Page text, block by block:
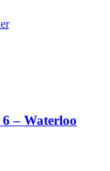
– Waterloo